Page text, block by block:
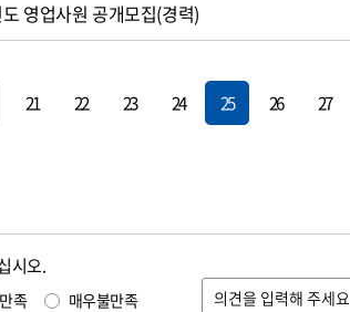
영업사원 공개모집(경력)
21 22 23 24 25 26 27
시오.
족 매우불만족